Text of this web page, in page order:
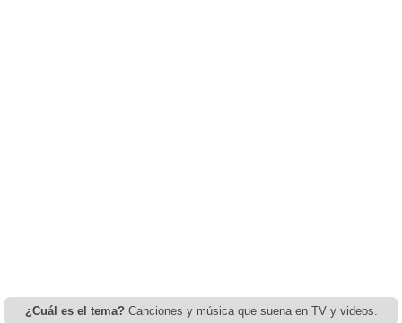
¿Cuál es el tema? Canciones y música que suena en TV y videos.